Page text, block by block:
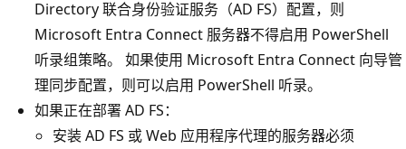
Directory 联合身份验证服务（AD FS）配置，则
Microsoft Entra Connect 服务器不得启用 PowerShell
听录组策略。 如果使用 Microsoft Entra Connect 向导管
理同步配置，则可以启用 PowerShell 听录。
如果正在部署 AD FS：
安装 AD FS 或 Web 应用程序代理的服务器必须